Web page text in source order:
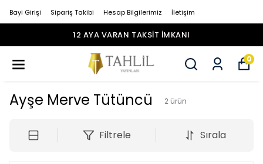
Bayi Girişi Sipariş Takibi Hesap Bilgilerimiz İletişim
12 AYA VARAN TAKSİT İMKANI
0
Ayşe Merve Tütüncü 2 ürün
Filtrele Sırala